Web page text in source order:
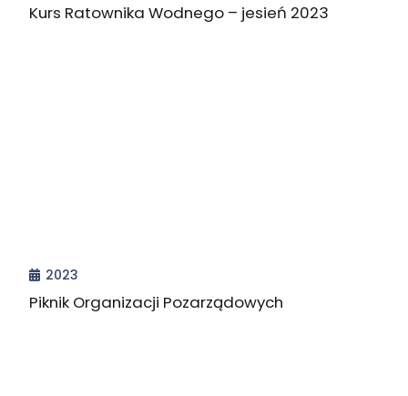
Kurs Ratownika Wodnego – jesień 2023
2023
Piknik Organizacji Pozarządowych